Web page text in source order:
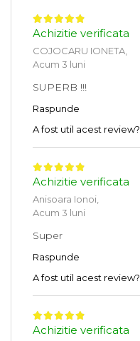
Achizitie verificata
COJOCARU IONETA,
Acum 3 luni
SUPERB !!!
Raspunde
A fost util acest review?
Achizitie verificata
Anisoara Ionoi,
Acum 3 luni
Super
Raspunde
A fost util acest review?
Achizitie verificata